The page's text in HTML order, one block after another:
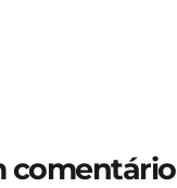
comentário